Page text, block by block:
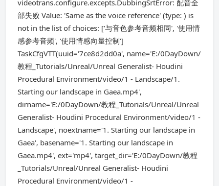
videotrans.configure.excepts.DubbingSrtError: 配音全
部失败 Value: 'Same as the voice reference' (type: ) is
not in the list of choices: ['与音色参考音频相同', '使用情
感参考音频', '使用情感向量控制']
TaskCfgVTT(uuid='7ce8d2dd0a', name='E:/0DayDown/
教程_Tutorials/Unreal/Unreal Generalist- Houdini
Procedural Environment/video/1 - Landscape/1.
Starting our landscape in Gaea.mp4',
dirname='E:/0DayDown/教程_Tutorials/Unreal/Unreal
Generalist- Houdini Procedural Environment/video/1 -
Landscape', noextname='1. Starting our landscape in
Gaea', basename='1. Starting our landscape in
Gaea.mp4', ext='mp4', target_dir='E:/0DayDown/教程
_Tutorials/Unreal/Unreal Generalist- Houdini
Procedural Environment/video/1 -